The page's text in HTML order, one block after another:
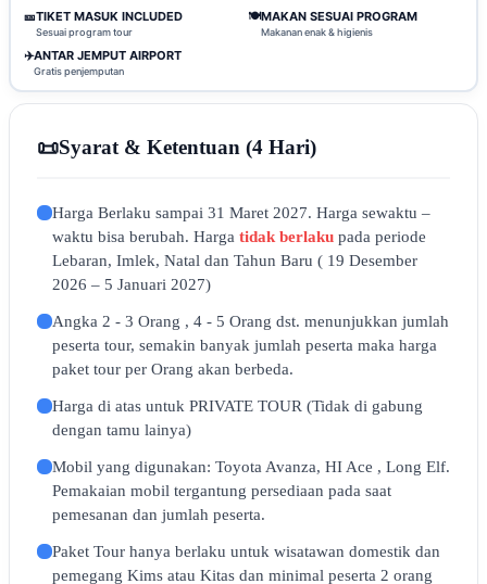
🎫TIKET MASUK INCLUDED
Sesuai program tour
🍽️MAKAN SESUAI PROGRAM
Makanan enak & higienis
✈️ANTAR JEMPUT AIRPORT
Gratis penjemputan
📜Syarat & Ketentuan (4 Hari)
Harga Berlaku sampai 31 Maret 2027. Harga sewaktu –
waktu bisa berubah. Harga tidak berlaku pada periode
Lebaran, Imlek, Natal dan Tahun Baru ( 19 Desember
2026 – 5 Januari 2027)
Angka 2 - 3 Orang , 4 - 5 Orang dst. menunjukkan jumlah
peserta tour, semakin banyak jumlah peserta maka harga
paket tour per Orang akan berbeda.
Harga di atas untuk PRIVATE TOUR (Tidak di gabung
dengan tamu lainya)
Mobil yang digunakan: Toyota Avanza, HI Ace , Long Elf.
Pemakaian mobil tergantung persediaan pada saat
pemesanan dan jumlah peserta.
Paket Tour hanya berlaku untuk wisatawan domestik dan
pemegang Kims atau Kitas dan minimal peserta 2 orang